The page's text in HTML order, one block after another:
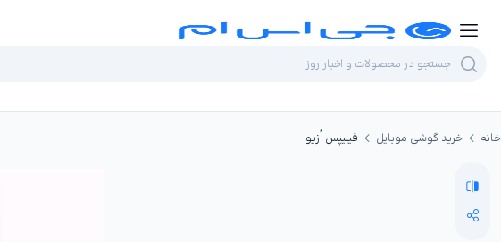
خانه خرید گوشی موبایل فیلیپس اُزیو